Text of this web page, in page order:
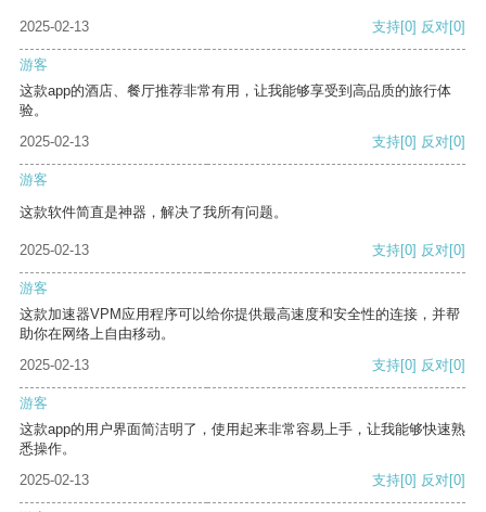
2025-02-13 支持[0] 反对[0]
游客
这款app的酒店、餐厅推荐非常有用，让我能够享受到高品质的旅行体
验。
2025-02-13
支持[0] 反对[0]
游客
这款软件简直是神器，解决了我所有问题。
2025-02-13 支持[0] 反对[0]
游客
这款加速器VPM应用程序可以给你提供最高速度和安全性的连接，并帮
助你在网络上自由移动。
2025-02-13
支持[0] 反对[0]
游客
这款app的用户界面简洁明了，使用起来非常容易上手，让我能够快速熟
悉操作。
2025-02-13
支持[0] 反对[0]